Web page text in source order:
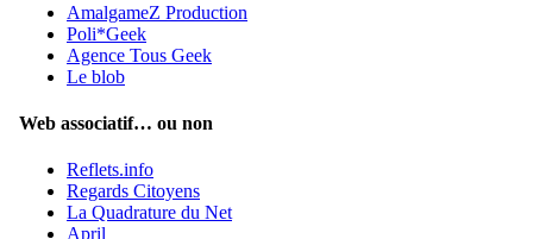
AmalgameZ Production
Poli*Geek
Agence Tous Geek
Le blob
Web associatif… ou non
Reflets.info
Regards Citoyens
La Quadrature du Net
April